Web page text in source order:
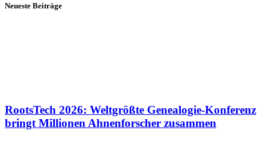
Neueste Beiträge
RootsTech 2026: Weltgrößte Genealogie-Konferenz
bringt Millionen Ahnenforscher zusammen